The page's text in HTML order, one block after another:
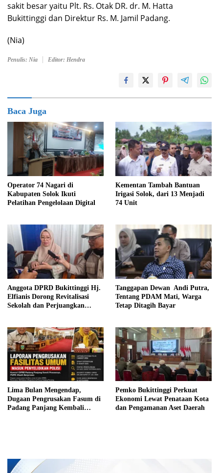
sakit besar yaitu Plt. Rs. Otak DR. dr. M. Hatta
Bukittinggi dan Direktur Rs. M. Jamil Padang.
(Nia)
Penulis: Nia Editor: Hendra
Baca Juga
Operator 74 Nagari di
Kabupaten Solok Ikuti
Pelatihan Pengelolaan Digital
Kementan Tambah Bantuan
Irigasi Solok, dari 13 Menjadi
74 Unit
Anggota DPRD Bukittinggi Hj.
Elfianis Dorong Revitalisasi
Sekolah dan Perjuangkan
Tanggapan Dewan Andi Putra,
Tentang PDAM Mati, Warga
Tetap Ditagih Bayar
Lima Bulan Mengendap,
Dugaan Pengrusakan Fasum di
Padang Panjang Kembali
Pemko Bukittinggi Perkuat
Ekonomi Lewat Penataan Kota
dan Pengamanan Aset Daerah